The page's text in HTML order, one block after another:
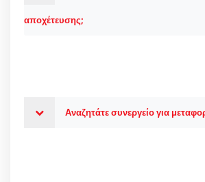
αποχέτευσης;
Αναζητάτε συνεργείο για